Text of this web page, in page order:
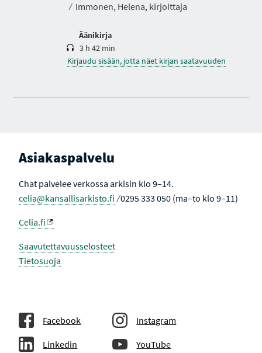
⁄ Immonen, Helena, kirjoittaja
Äänikirja
3 h 42 min
Kirjaudu sisään, jotta näet kirjan saatavuuden
Asiakaspalvelu
Chat palvelee verkossa arkisin klo 9–14.
celia@kansallisarkisto.fi ⁄ 0295 333 050 (ma–to klo 9–11)
Celia.fi
Saavutettavuusselosteet
Tietosuoja
Facebook Instagram
Linkedin YouTube